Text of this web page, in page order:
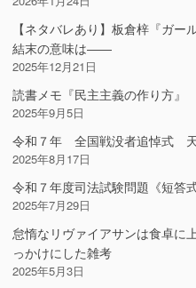
【ネタバレあり】板倉梓『ガ
結末の意味は――
2025年12月21日
読書メモ『民主主義の作り方』
2025年9月5日
令和７年 全国戦没者追悼式
2025年8月17日
令和７年度司法試験問題《短
2025年7月29日
怠惰なリヴァイアサンは食卓
っかけにした雑考
2025年5月3日